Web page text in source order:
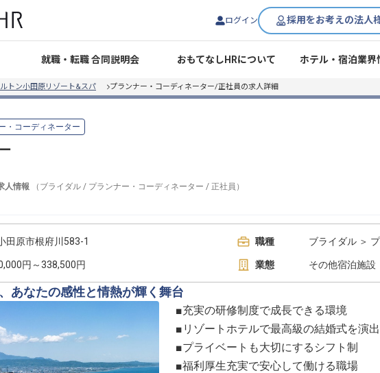
ログイン 採用をお考えの法人
就職・転職 合同説明会 おもてなしHRについて ホテル・宿泊業界
ルトン小田原リゾート&スパ プランナー・コーディネーター/正社員の求人詳細
・コーディネーター
人情報 （ ブライダル / プランナー・コーディネーター / 正社員 ）
田原市根府川583-1 職種 ブライダル ＞
円～338,500円 業態 その他宿泊施設
あなたの感性と情熱が輝く舞台
■充実の研修制度で成長できる環境
■リゾートホテルで最高級の結婚式を演出
■プライベートも大切にするシフト制
■福利厚生充実で安心して働ける職場